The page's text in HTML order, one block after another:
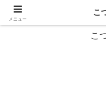
カタツムリから学ぶス
こ
メニュー
こ